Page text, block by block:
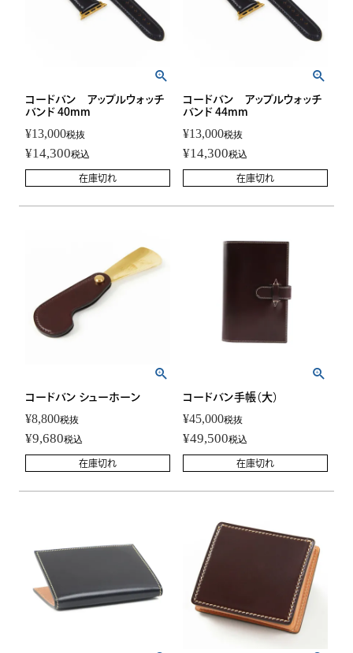
コードバン アップルウォッチ
バンド 40mm
¥13,000税抜
¥14,300税込
在庫切れ
コードバン アップルウォッチ
バンド 44mm
¥13,000税抜
¥14,300税込
在庫切れ
コードバン シューホーン
¥8,800税抜
¥9,680税込
在庫切れ
コードバン手帳（大）
¥45,000税抜
¥49,500税込
在庫切れ